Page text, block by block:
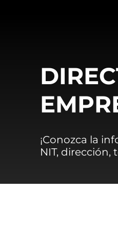
¡Conozca la
NIT, dirección,